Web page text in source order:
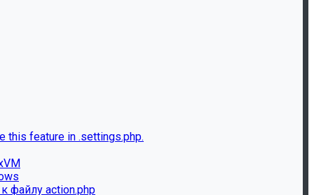
this feature in .settings.php.
файлу action.php